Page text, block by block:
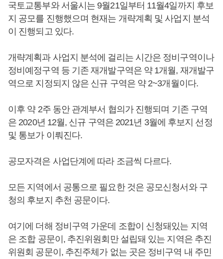
국토교통부와 서울시는 9월21일부터 11월4일까지 후보
지 공모를 진행했으며 현재는 개략계획 및 사업지 분석
이 진행되고 있다.
개략계획과 사업지 분석에 걸리는 시간은 정비구역이나
정비예정구역 등 기존 재개발구역은 약 1개월, 재개발구
역으로 지정되지 않은 신규 구역은 약 2~3개월이다.
이후 약 2주 동안 관계부서 협의가 진행되며 기존 구역
은 2020년 12월, 신규 구역은 2021년 3월에 후보지 선정
및 통보가 이뤄진다.
공모자격은 사업단계에 따라 조금씩 다르다.
모든 지역에서 공통으로 필요한 것은 공모신청서와 구
청의 후보지 추천 공문이다.
여기에 더해 정비구역 가운데 조합이 신청돼있는 지역
은 조합 공문이, 추진위원회만 설립돼 있는 지역은 추진
위원회 공문이, 추진주체가 없는 곳은 정비구역 내 주민